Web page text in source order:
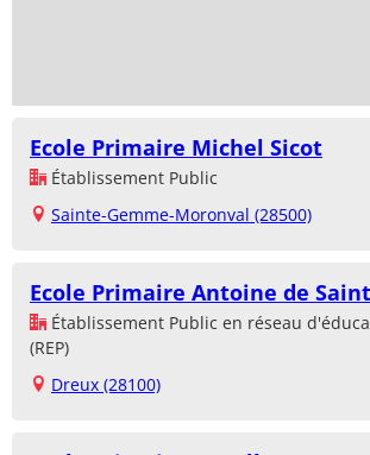
Ecole Primaire Michel Sicot
Établissement Public
Sainte-Gemme-Moronval (28500)
Ecole Primaire Antoine de
Établissement Public en réseau
(REP)
Dreux (28100)